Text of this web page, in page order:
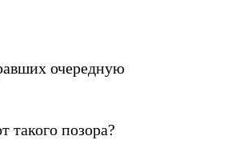
очередную
такого позора?